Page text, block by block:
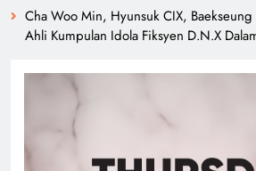
Cha Woo Min, Hyunsuk CIX, Baekseung
Ahli Kumpulan Idola Fiksyen D.N.X